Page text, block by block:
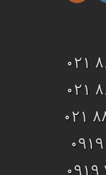
021
021
021
0919